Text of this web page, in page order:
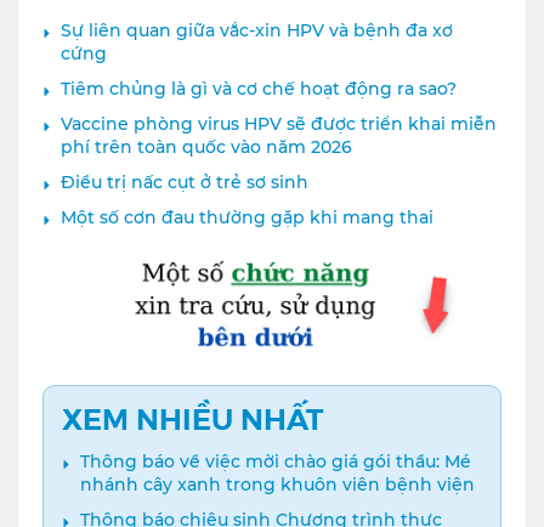
Sự liên quan giữa vắc-xin HPV và bệnh đa xơ
cứng
Tiêm chủng là gì và cơ chế hoạt động ra sao?
Vaccine phòng virus HPV sẽ được triển khai miễn
phí trên toàn quốc vào năm 2026
Điều trị nấc cụt ở trẻ sơ sinh
Một số cơn đau thường gặp khi mang thai
XEM NHIỀU NHẤT
Thông báo về việc mời chào giá gói thầu: Mé
nhánh cây xanh trong khuôn viên bệnh viện
Thông báo chiêu sinh Chương trình thực